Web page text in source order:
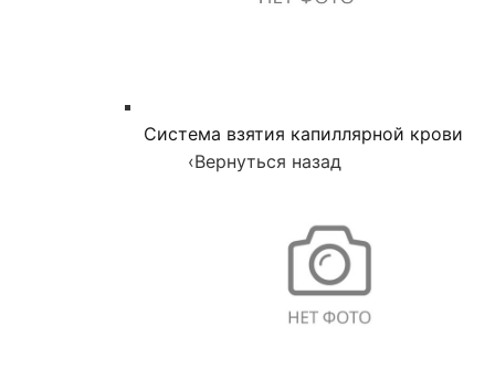
Система взятия капиллярной крови
‹Вернуться назад